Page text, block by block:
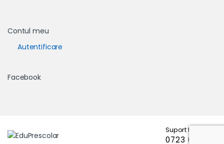
Contul meu
Autentificare
Facebook
Suport telefonic
0723 671 102